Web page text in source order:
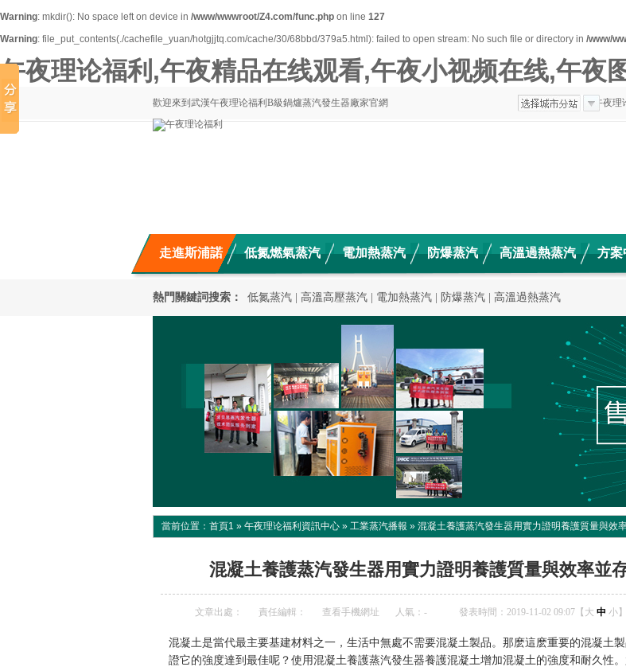
Warning: mkdir(): No space left on device in /www/wwwroot/Z4.com/func.php on line 127
Warning: file_put_contents(./cachefile_yuan/hotgjjtq.com/cache/30/68bbd/379a5.html): failed to open stream: No such file or directory in /www/
午夜理论福利,午夜精品在线观看,午夜小视频在线,午夜
歡迎來到武漢午夜理论福利B級鍋爐蒸汽發生器廠家官網 收藏午夜理
走進斯浦諾 低氮燃氣蒸汽 電加熱蒸汽 防爆蒸汽 高溫過熱蒸汽 方案
新聞動態 混凝土養護 應用案例 高溫高壓蒸汽
熱門關鍵詞搜索： 低氮蒸汽 高溫高壓蒸汽 電加熱蒸汽 防爆蒸汽 高溫過熱蒸汽
當前位置： 首頁1 » 午夜理论福利資訊中心 » 工業蒸汽播報 » 混凝土養護蒸汽發生器用實力證明養護質量與效
混凝土養護蒸汽發生器用實力證明養護質量與效率並
文章出處： 責任編輯： 查看手機網址 人氣： - 發表時間：2019-11-02 09:07【 大 中 小】
混凝土是當代最主要基建材料之一，生活中無處不需要混凝土製品。那麽這麽重要的混凝土
證它的強度達到最佳呢？使用混凝土養護蒸汽發生器養護混凝土增加混凝土的強度和耐久性